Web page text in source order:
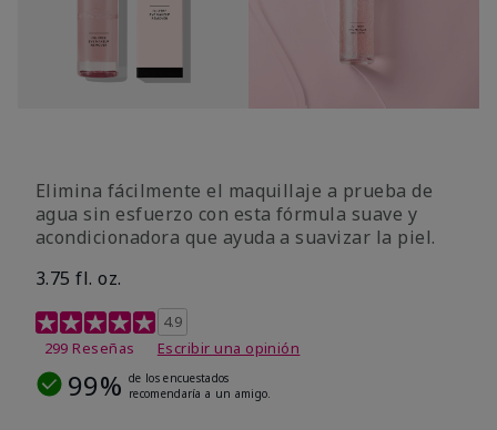
Elimina fácilmente el maquillaje a prueba de
agua sin esfuerzo con esta fórmula suave y
acondicionadora que ayuda a suavizar la piel.
3.75 fl. oz.
Calificación de clientes de 4,8 de 5
4.9
299 Reseñas
Escribir una opinión
99% de los encuestados
recomendaría a un amigo.